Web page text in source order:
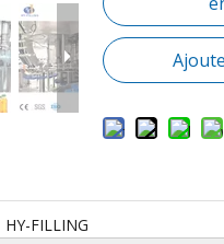
HY-FILLING